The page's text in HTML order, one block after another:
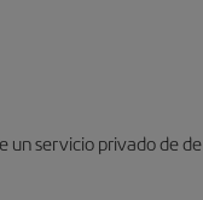
un servicio privado de de